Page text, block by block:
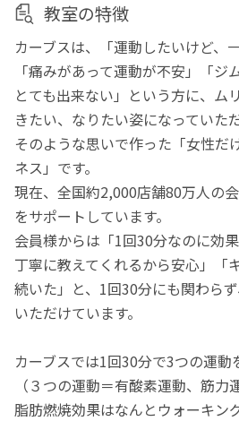
教室の特徴
カーブスは、「運動したいけど、
「痛みがあって運動が不安」「ジ
とても出来ない」という方に、ム
きたい、なりたい姿になっていた
そのような思いで作った「女性だ
ネス」です。
現在、全国約2,000店舗80万人の
をサポートしています。
会員様からは「1回30分なのに効
丁寧に教えてくれるから安心」「
続いた」と、1回30分にも関わら
いただけています。
カーブスでは1回30分で3つの運動
（３つの運動＝有酸素運動、筋
脂肪燃焼効果はなんとウォーキン